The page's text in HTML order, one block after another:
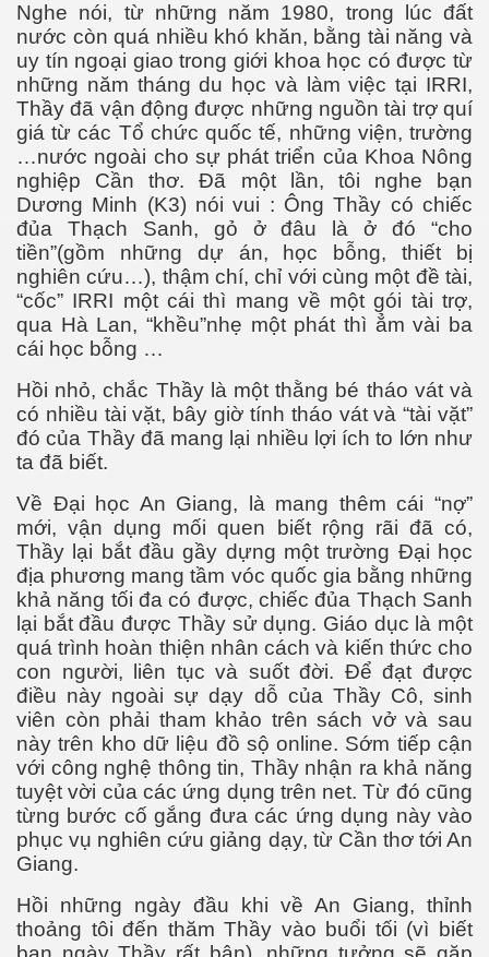
Nghe nói, từ những năm 1980, trong lúc đất
nước còn quá nhiều khó khăn, bằng tài năng và
uy tín ngoại giao trong giới khoa học có được từ
những năm tháng du học và làm việc tại IRRI,
Thầy đã vận động được những nguồn tài trợ quí
giá từ các Tổ chức quốc tế, những viện, trường
…nước ngoài cho sự phát triển của Khoa Nông
nghiệp Cần thơ. Đã một lần, tôi nghe bạn
Dương Minh (K3) nói vui : Ông Thầy có chiếc
đủa Thạch Sanh, gỏ ở đâu là ở đó “cho
tiền”(gồm những dự án, học bỗng, thiết bị
nghiên cứu…), thậm chí, chỉ với cùng một đề tài,
“cốc” IRRI một cái thì mang về một gói tài trợ,
qua Hà Lan, “khều”nhẹ một phát thì ẳm vài ba
cái học bỗng …
Hồi nhỏ, chắc Thầy là một thằng bé tháo vát và
có nhiều tài vặt, bây giờ tính tháo vát và “tài vặt”
đó của Thầy đã mang lại nhiều lợi ích to lớn như
ta đã biết.
Về Đại học An Giang, là mang thêm cái “nợ”
mới, vận dụng mối quen biết rộng rãi đã có,
Thầy lại bắt đầu gầy dựng một trường Đại học
địa phương mang tầm vóc quốc gia bằng những
khả năng tối đa có được, chiếc đủa Thạch Sanh
lại bắt đầu được Thầy sử dụng. Giáo dục là một
quá trình hoàn thiện nhân cách và kiến thức cho
con người, liên tục và suốt đời. Để đạt được
điều này ngoài sự dạy dỗ của Thầy Cô, sinh
viên còn phải tham khảo trên sách vở và sau
này trên kho dữ liệu đồ sộ online. Sớm tiếp cận
với công nghệ thông tin, Thầy nhận ra khả năng
tuyệt vời của các ứng dụng trên net. Từ đó cũng
từng bước cố gắng đưa các ứng dụng này vào
phục vụ nghiên cứu giảng dạy, từ Cần thơ tới An
Giang.
Hồi những ngày đầu khi về An Giang, thỉnh
thoảng tôi đến thăm Thầy vào buổi tối (vì biết
Kabul